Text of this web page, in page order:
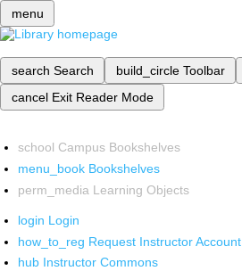
menu
search Search build_circle Toolbar
cancel Exit Reader Mode
school Campus Bookshelves
menu_book Bookshelves
perm_media Learning Objects
login Login
how_to_reg Request Instructor Account
hub Instructor Commons